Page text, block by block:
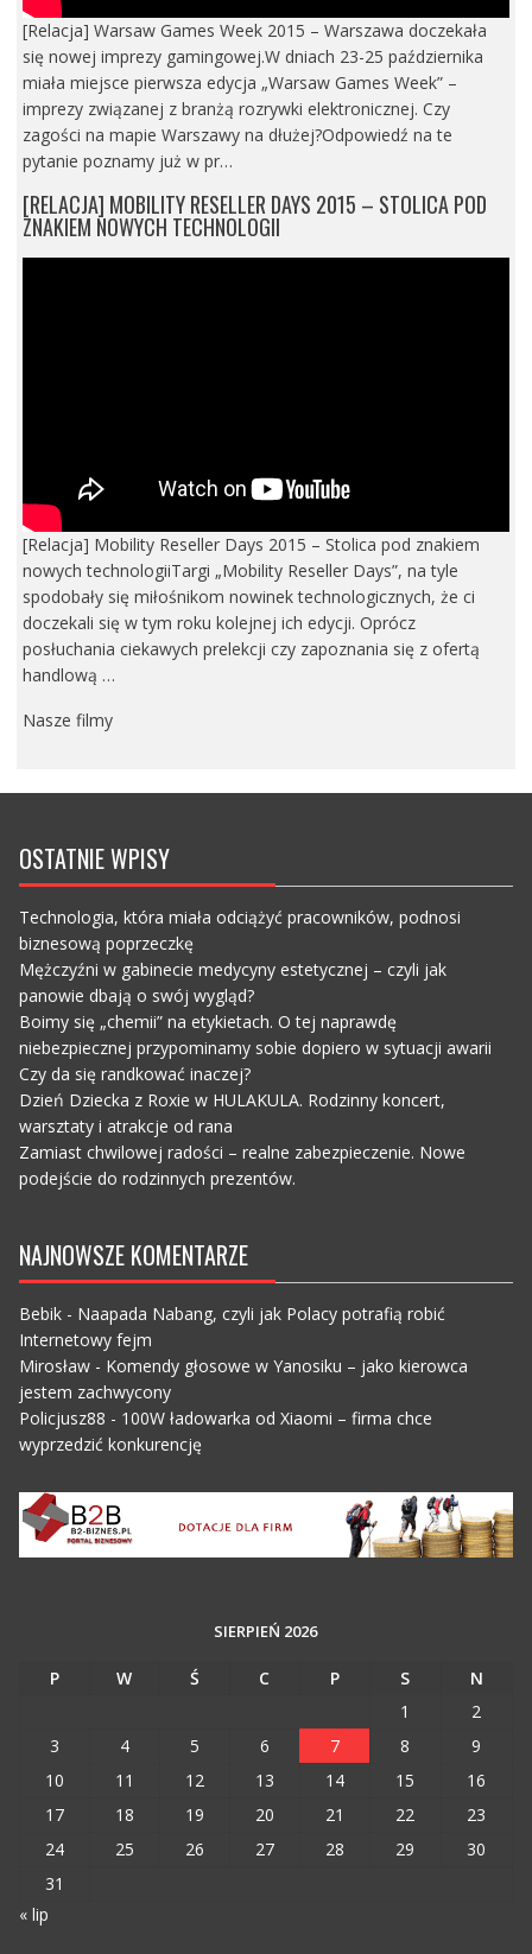
[Relacja] Warsaw Games Week 2015 – Warszawa doczekała
się nowej imprezy gamingowej.W dniach 23-25 października
miała miejsce pierwsza edycja „Warsaw Games Week” –
imprezy związanej z branżą rozrywki elektronicznej. Czy
zagości na mapie Warszawy na dłużej?Odpowiedź na te
pytanie poznamy już w pr…
[RELACJA] MOBILITY RESELLER DAYS 2015 – STOLICA POD
ZNAKIEM NOWYCH TECHNOLOGII
[Relacja] Mobility Reseller Days 2015 – Stolica pod znakiem
nowych technologiiTargi „Mobility Reseller Days”, na tyle
spodobały się miłośnikom nowinek technologicznych, że ci
doczekali się w tym roku kolejnej ich edycji. Oprócz
posłuchania ciekawych prelekcji czy zapoznania się z ofertą
handlową …
Nasze filmy
OSTATNIE WPISY
Technologia, która miała odciążyć pracowników, podnosi
biznesową poprzeczkę
Mężczyźni w gabinecie medycyny estetycznej – czyli jak
panowie dbają o swój wygląd?
Boimy się „chemii” na etykietach. O tej naprawdę
niebezpiecznej przypominamy sobie dopiero w sytuacji awarii
Czy da się randkować inaczej?
Dzień Dziecka z Roxie w HULAKULA. Rodzinny koncert,
warsztaty i atrakcje od rana
Zamiast chwilowej radości – realne zabezpieczenie. Nowe
podejście do rodzinnych prezentów.
NAJNOWSZE KOMENTARZE
Bebik- Naapada Nabang, czyli jak Polacy potrafią robić
Internetowy fejm
Mirosław- Komendy głosowe w Yanosiku – jako kierowca
jestem zachwycony
Policjusz88 - 100W ładowarka od Xiaomi – firma chce
wyprzedzić konkurencję
SIERPIEŃ 2026
P W Ś C P S
N
1
2
3
4 5 6 7 8
9
10
11 12 13 14 15
16
17
18 19 20 21 22
23
24
25 26 27 28 29
30
31
« lip